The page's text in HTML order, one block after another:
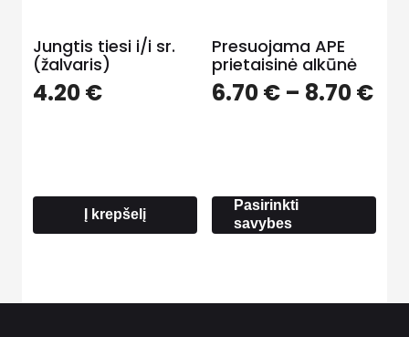
Jungtis tiesi i/i sr.
(žalvaris)
4.20€
Į krepšelį
Presuojama APE
prietaisinė alkūnė
6.70€ – 8.70€
Pasirinkti
savybes